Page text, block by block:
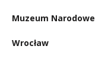
Muzeum Narodowe
Wrocław